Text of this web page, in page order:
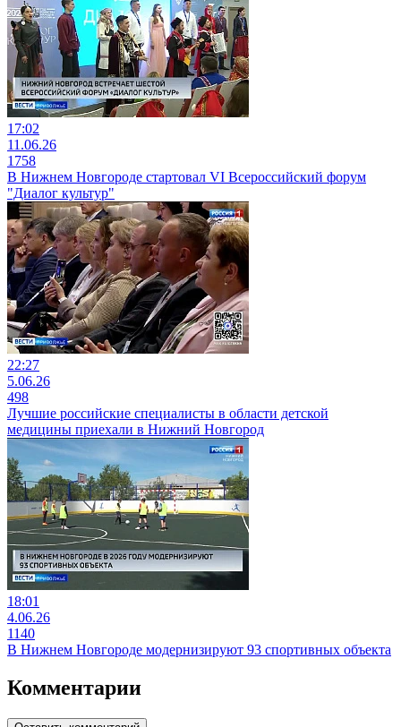
17:02
11.06.26
1758
В Нижнем Новгороде стартовал VI Всероссийский форум
"Диалог культур"
22:27
5.06.26
498
Лучшие российские специалисты в области детской
медицины приехали в Нижний Новгород
18:01
4.06.26
1140
В Нижнем Новгороде модернизируют 93 спортивных объекта
Комментарии